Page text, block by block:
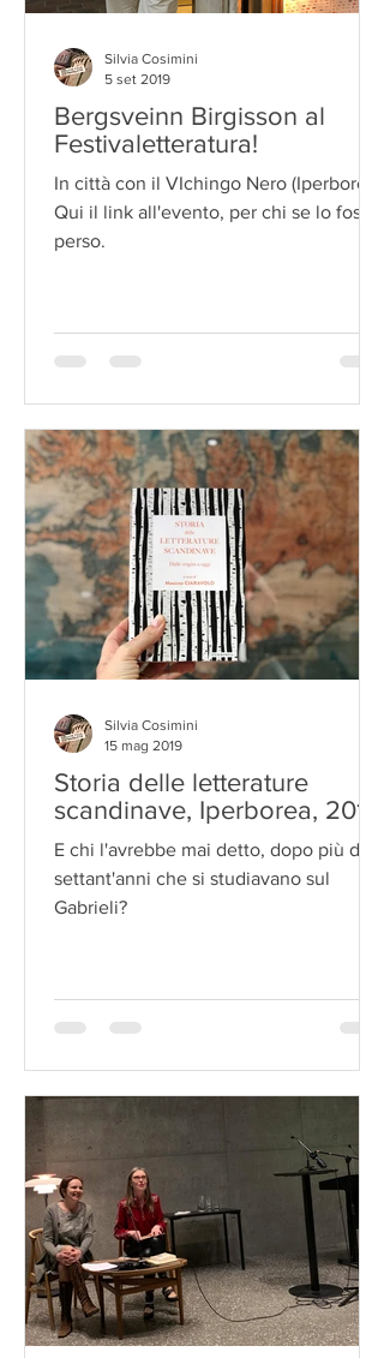
Bergsveinn Birgisson al
Festivaletteratura!
In città con il VIchingo Nero (Iperborea)!
Qui il link all'evento, per chi se lo fosse
perso.
Silvia Cosimini
5 set 2019
Storia delle letterature
scandinave, Iperborea, 2019
E chi l'avrebbe mai detto, dopo più di
settant'anni che si studiavano sul
Gabrieli?
Silvia Cosimini
15 mag 2019